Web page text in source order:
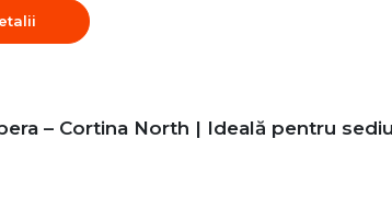
– Cortina North | Ideală pentru